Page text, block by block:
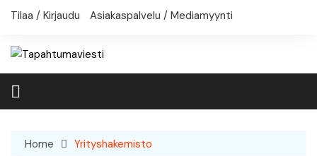
Skip
Tilaa / Kirjaudu Asiakaspalvelu / Mediamyynti
Home Yrityshakemisto